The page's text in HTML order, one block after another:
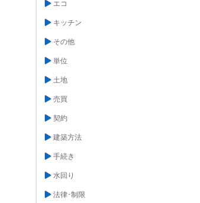
エコ
キッチン
その他
単位
土地
売買
契約
建築方法
手続き
水回り
法律･制限